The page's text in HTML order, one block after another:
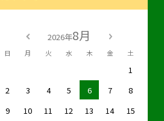
2026年8月
日 月 火 水 木 金 土
1
2
3 4 5 6 7
8
9
10 11 12 13 14
15